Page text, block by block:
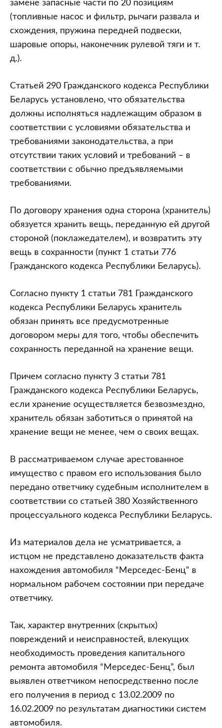
замене запасные части по 20 позициям
(топливные насос и фильтр, рычаги развала и
схождения, пружина передней подвески,
шаровые опоры, наконечник рулевой тяги и т.
д.).
Статьей 290 Гражданского кодекса Республики
Беларусь установлено, что обязательства
должны исполняться надлежащим образом в
соответствии с условиями обязательства и
требованиями законодательства, а при
отсутствии таких условий и требований – в
соответствии с обычно предъявляемыми
требованиями.
По договору хранения одна сторона (хранитель)
обязуется хранить вещь, переданную ей другой
стороной (поклажедателем), и возвратить эту
вещь в сохранности (пункт 1 статьи 776
Гражданского кодекса Республики Беларусь).
Согласно пункту 1 статьи 781 Гражданского
кодекса Республики Беларусь хранитель
обязан принять все предусмотренные
договором меры для того, чтобы обеспечить
сохранность переданной на хранение вещи.
Причем согласно пункту 3 статьи 781
Гражданского кодекса Республики Беларусь,
если хранение осуществляется безвозмездно,
хранитель обязан заботиться о принятой на
хранение вещи не менее, чем о своих вещах.
В рассматриваемом случае арестованное
имущество с правом его использования было
передано ответчику судебным исполнителем в
соответствии со статьей 380 Хозяйственного
процессуального кодекса Республики Беларусь.
Из материалов дела не усматривается, а
истцом не представлено доказательств факта
нахождения автомобиля “Мерседес-Бенц” в
нормальном рабочем состоянии при передаче
ответчику.
Так, характер внутренних (скрытых)
повреждений и неисправностей, влекущих
необходимость проведения капитального
ремонта автомобиля “Мерседес-Бенц”, был
выявлен ответчиком непосредственно после
его получения в период с 13.02.2009 по
16.02.2009 по результатам диагностики систем
автомобиля.